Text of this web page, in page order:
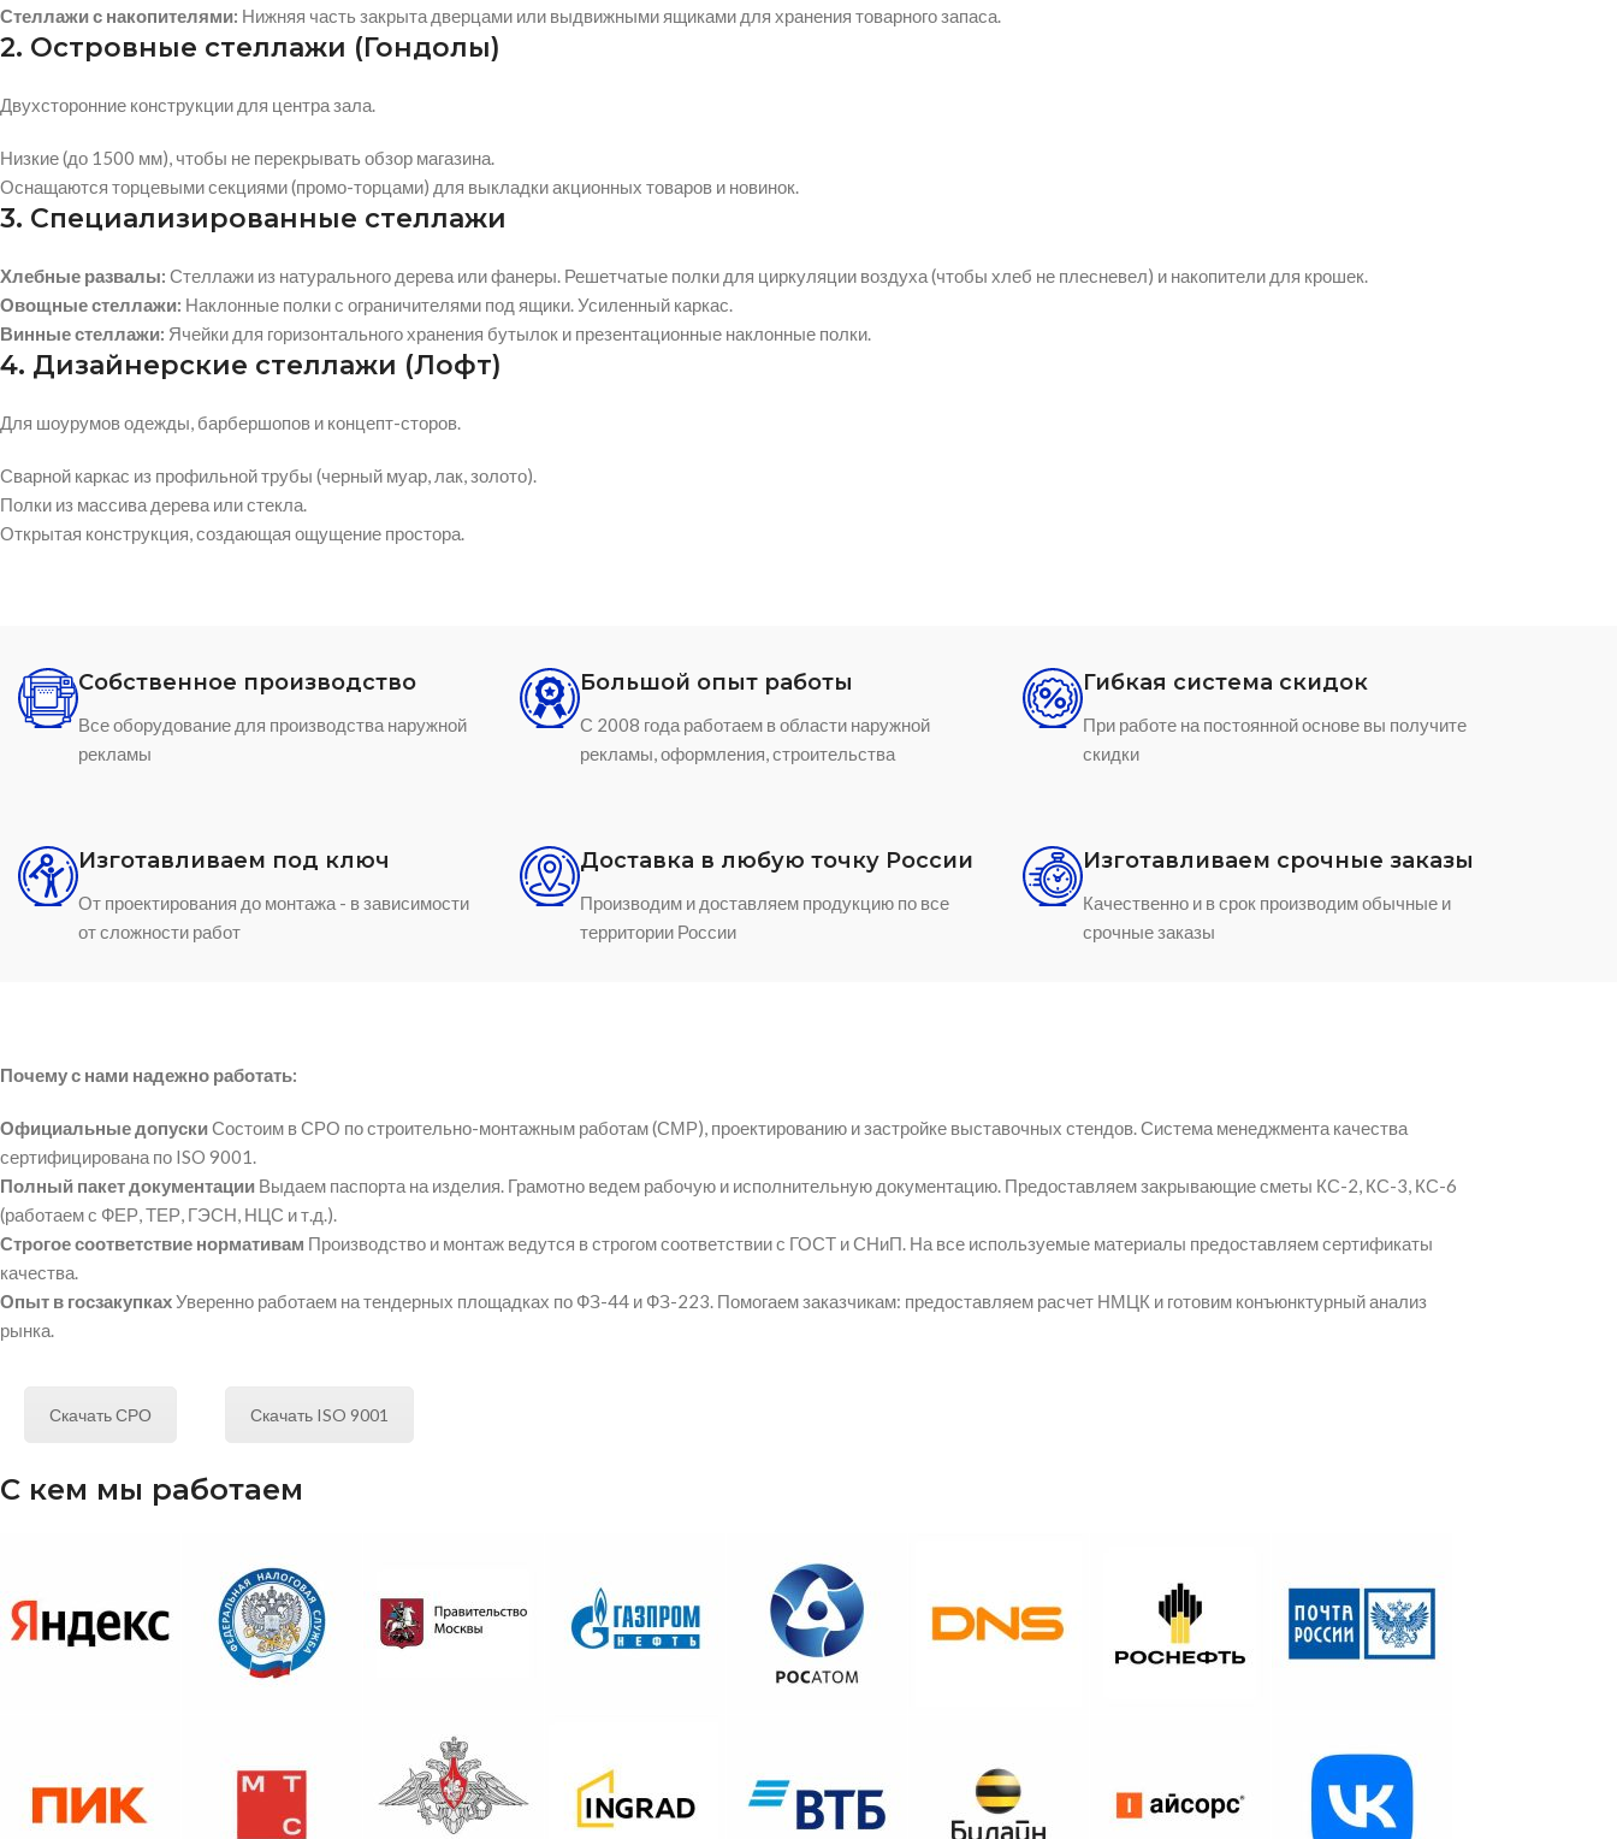
Стеллажи с накопителями: Нижняя часть закрыта дверцами или выдвижными ящиками для хранения товарного запаса.
2. Островные стеллажи (Гондолы)
Двухсторонние конструкции для центра зала.
Низкие (до 1500 мм), чтобы не перекрывать обзор магазина.
Оснащаются торцевыми секциями (промо-торцами) для выкладки акционных товаров и новинок.
3. Специализированные стеллажи
Хлебные развалы: Стеллажи из натурального дерева или фанеры. Решетчатые полки для циркуляции воздуха (чтобы хлеб не плесневел) и накопители для крошек.
Овощные стеллажи: Наклонные полки с ограничителями под ящики. Усиленный каркас.
Винные стеллажи: Ячейки для горизонтального хранения бутылок и презентационные наклонные полки.
4. Дизайнерские стеллажи (Лофт)
Для шоурумов одежды, барбершопов и концепт-сторов.
Сварной каркас из профильной трубы (черный муар, лак, золото).
Полки из массива дерева или стекла.
Открытая конструкция, создающая ощущение простора.
Собственное производство
Все оборудование для производства наружной
рекламы
Большой опыт работы
С 2008 года работаем в области наружной
рекламы, оформления, строительства
Гибкая система скидок
При работе на постоянной основе вы получите
скидки
Изготавливаем под ключ
От проектирования до монтажа - в зависимости
от сложности работ
Доставка в любую точку России
Производим и доставляем продукцию по все
территории России
Изготавливаем срочные заказы
Качественно и в срок производим обычные и
срочные заказы
Почему с нами надежно работать:
Официальные допускиСостоим в СРО по строительно-монтажным работам (СМР), проектированию и застройке выставочных стендов. Система менеджмента качества
сертифицирована по ISO 9001.
Полный пакет документации Выдаем паспорта на изделия. Грамотно ведем рабочую и исполнительную документацию. Предоставляем закрывающие сметы КС-2, КС-3, КС-6
(работаем с ФЕР, ТЕР, ГЭСН, НЦС и т.д.).
Строгое соответствие нормативам Производство и монтаж ведутся в строгом соответствии с ГОСТ и СНиП. На все используемые материалы предоставляем сертификаты
качества.
Опыт в госзакупкахУверенно работаем на тендерных площадках по ФЗ-44 и ФЗ-223. Помогаем заказчикам: предоставляем расчет НМЦК и готовим конъюнктурный анализ
рынка.
Скачать СРО Скачать ISO 9001
С кем мы работаем